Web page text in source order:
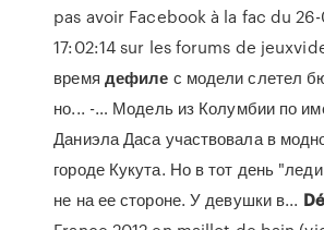
pas avoir Facebook à la fac du
17:02:14 sur les forums de
время дефиле с модели слетел
но... -… Модель из Колумбии по
Даниэла Даса участвовала в
городе Кукута. Но в тот день
не на ее стороне. У девушки в...